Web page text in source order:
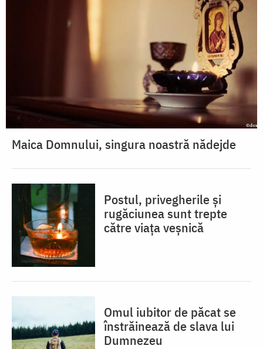
Maica Domnului, singura noastră nădejde
Postul, privegherile și
rugăciunea sunt trepte
către viața veșnică
Omul iubitor de păcat se
înstrăinează de slava lui
Dumnezeu